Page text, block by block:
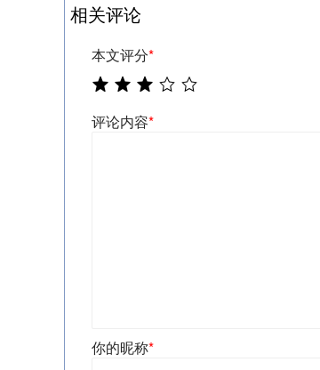
相关评论
本文评分*
评论内容*
你的昵称*